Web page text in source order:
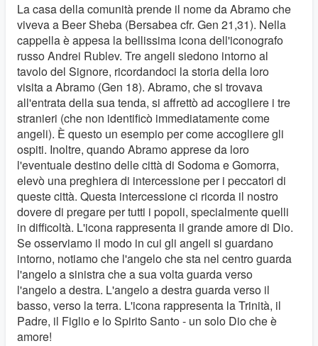
La casa della comunità prende il nome da Abramo che
viveva a Beer Sheba (Bersabea cfr. Gen 21,31). Nella
cappella è appesa la bellissima icona dell'iconografo
russo Andrei Rublev. Tre angeli siedono intorno al
tavolo del Signore, ricordandoci la storia della loro
visita a Abramo (Gen 18). Abramo, che si trovava
all'entrata della sua tenda, si affrettò ad accogliere i tre
stranieri (che non identificò immediatamente come
angeli). È questo un esempio per come accogliere gli
ospiti. Inoltre, quando Abramo apprese da loro
l'eventuale destino delle città di Sodoma e Gomorra,
elevò una preghiera di intercessione per i peccatori di
queste città. Questa intercessione ci ricorda il nostro
dovere di pregare per tutti i popoli, specialmente quelli
in difficoltà. L'icona rappresenta il grande amore di Dio.
Se osserviamo il modo in cui gli angeli si guardano
intorno, notiamo che l'angelo che sta nel centro guarda
l'angelo a sinistra che a sua volta guarda verso
l'angelo a destra. L'angelo a destra guarda verso il
basso, verso la terra. L'icona rappresenta la Trinità, il
Padre, il Figlio e lo Spirito Santo - un solo Dio che è
amore!